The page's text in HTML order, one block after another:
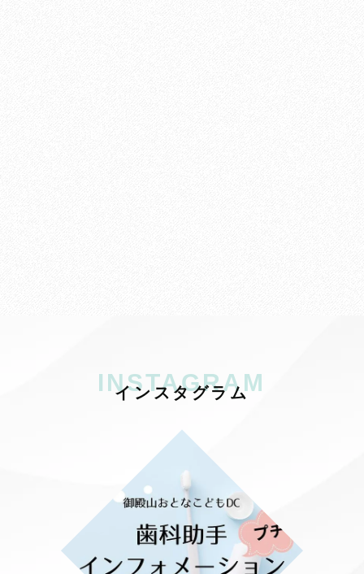
INSTAGRAM
インス タグラム